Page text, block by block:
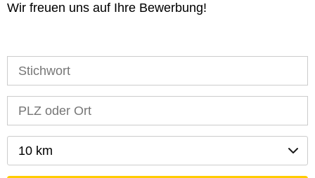
Wir freuen uns auf Ihre Bewerbung!
10 km